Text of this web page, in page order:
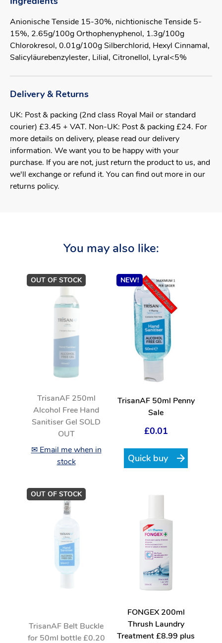
Anionische Tenside 15-30%, nichtionische Tenside 5-
15%, 2.65g/100g Orthophenyphenol, 1.3g/100g
Chlorokresol, 0.01g/100g Silberchlorid, Hexyl Cinnamal,
Salicyläurebenzylester, Lilial, Citronellol, Lyral<5%
Delivery & Returns
UK: Post & packing (2nd class Royal Mail or standard
courier) £3.45 + VAT. Non-UK: Post & packing £24. For
more details on delivery, please read our delivery
information. We want you to be happy with your
purchase. If you are not, just return the product to us, and
we'll exchange or refund it. You can find out more in our
returns policy.
You may also like:
OUT OF STOCK
TrisanAF 250ml
Alcohol Free Hand
Sanitiser Gel SOLD
OUT
✉ Email me when in
stock
NEW!
TrisanAF 50ml Penny
Sale
£0.01
Quick buy
OUT OF STOCK
TrisanAF Belt Buckle
for 50ml bottle £0.20
FONGEX 200ml
Thrush Laundry
Treatment £8.99 plus